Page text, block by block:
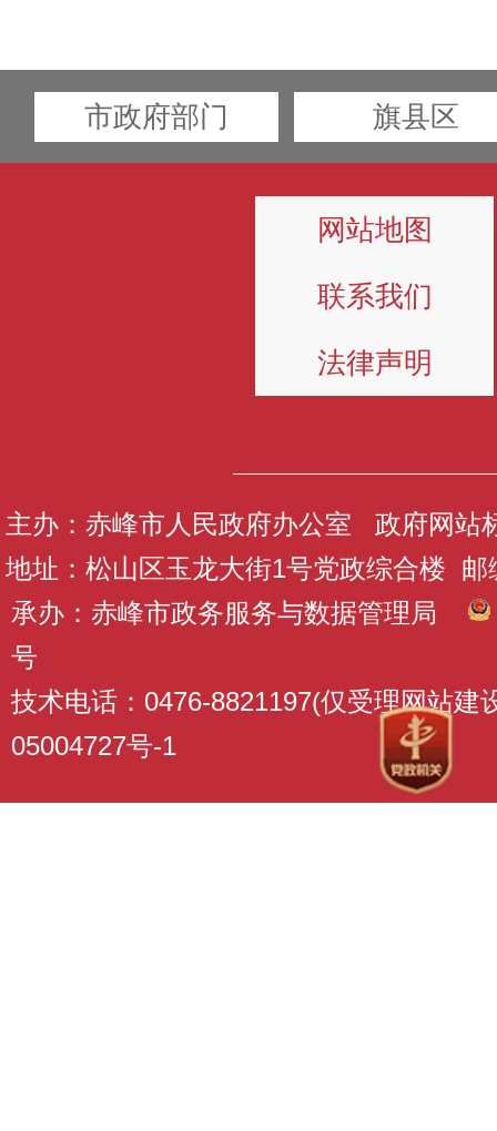
市政府部门 旗县区
网站地图
联系我们
法律声明
主办：赤峰市人民政府办公室 政府网站
地址：松山区玉龙大街1号党政综合楼 邮
承办：赤峰市政务服务与数据管理局
号
技术电话：0476-8821197(仅受理网站建
05004727号-1